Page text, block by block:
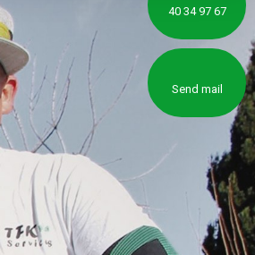
40 34 97 67
Send mail